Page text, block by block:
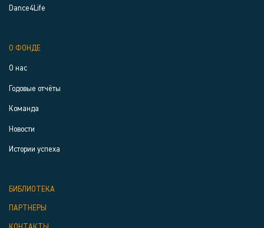
Dance4Life
О ФОНДЕ
О нас
Годовые отчёты
Команда
Новости
Истории успеха
БИБЛИОТЕКА
ПАРТНЕРЫ